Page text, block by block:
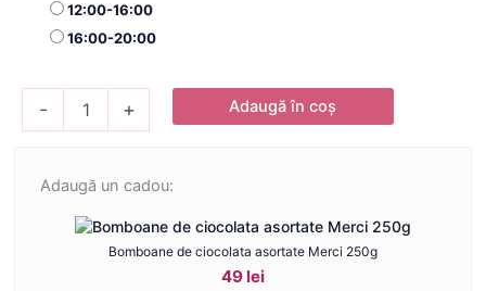
12:00-16:00
16:00-20:00
-
Aranjament
Dreams
+ Adaugă în coș
Adaugă un cadou:
Bomboane de ciocolata asortate Merci 250g
49 lei